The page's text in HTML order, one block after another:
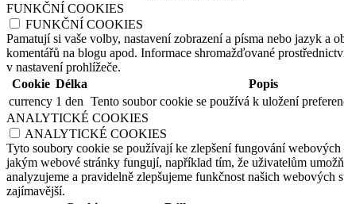
FUNKČNÍ COOKIES
FUNKČNÍ COOKIES
Pamatují si vaše volby, nastavení zobrazení a písma nebo jazyk
komentářů na blogu apod. Informace shromažďované
v nastavení prohlížeče.
Cookie Délka
Popis
currency 1 den Tento soubor cookie se používá k uložení
ANALYTICKÉ COOKIES
ANALYTICKÉ COOKIES
Tyto soubory cookie se používají ke zlepšení fungování
jakým webové stránky fungují, například tím, že uživatelům
analyzujeme a pravidelně zlepšujeme funkčnost našich
zajímavější.